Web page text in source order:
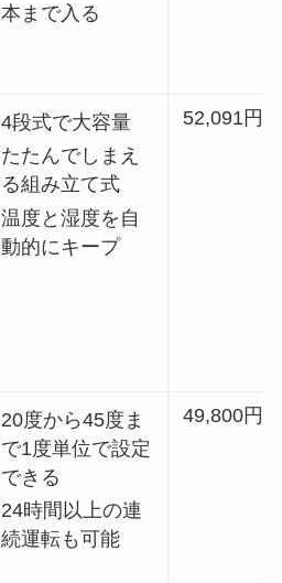
本まで入る
4段式で大容量
たたんでしまえ
る組み立て式
温度と湿度を自
動的にキープ
52,091円
20度から45度ま
で1度単位で設定
できる
24時間以上の連
続運転も可能
49,800円